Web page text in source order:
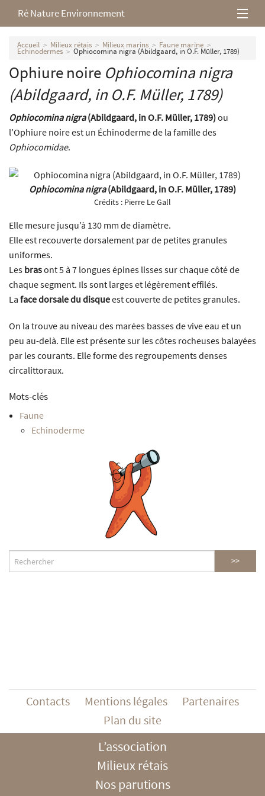
Ré Nature Environnement
L’association
Milieux rétais
Nos parutions
Accueil Milieux rétais Milieux marins Faune marine
Echinodermes Ophiocomina nigra (Abildgaard, in O.F. Müller, 1789)
Ophiure noire Ophiocomina nigra
(Abildgaard, in O.F. Müller, 1789)
Ophiocomina nigra(Abildgaard, in O.F. Müller, 1789)ou
l’Ophiure noire est un Échinoderme de la famille des
Ophiocomidae.
Ophiocomina nigra(Abildgaard, in O.F. Müller, 1789)
Crédits : Pierre Le Gall
Elle mesure jusqu’à 130 mm de diamètre.
Elle est recouverte dorsalement par de petites granules
uniformes.
Les brasont 5 à 7 longues épines lisses sur chaque côté de
chaque segment. Ils sont larges et légèrement effilés.
La face dorsale du disqueest couverte de petites granules.
On la trouve au niveau des marées basses de vive eau et un
peu au-delà. Elle est présente sur les côtes rocheuses balayées
par les courants. Elle forme des regroupements denses
circalittoraux.
Mots-clés
Faune
Echinoderme
Contacts Mentions légales
Partenaires
Plan du site
L’association
Milieux rétais
Nos parutions